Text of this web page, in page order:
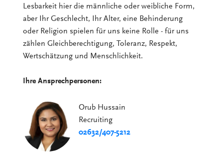
Lesbarkeit hier die männliche oder weibliche Form,
aber Ihr Geschlecht, Ihr Alter, eine Behinderung
oder Religion spielen für uns keine Rolle - für uns
zählen Gleichberechtigung, Toleranz, Respekt,
Wertschätzung und Menschlichkeit.
Ihre Ansprechpersonen:
Orub Hussain
Recruiting
02632/407-5212